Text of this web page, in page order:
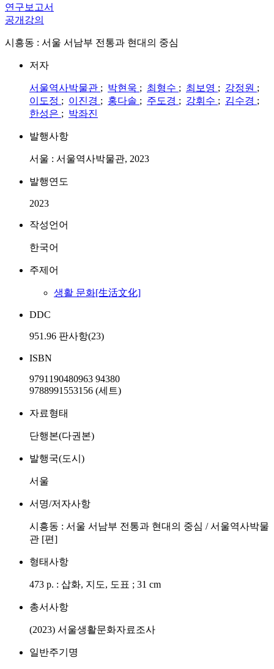
연구보고서
공개강의
시흥동 : 서울 서남부 전통과 현대의 중심
저자
서울역사박물관 ; 박현욱 ; 최형수 ; 최보영 ; 강정원 ;
이도정 ; 이진경 ; 홍다솔 ; 주도경 ; 강휘수 ; 김수경 ;
한성은 ; 박좌진
발행사항
서울 : 서울역사박물관, 2023
발행연도
2023
작성언어
한국어
주제어
생활 문화[生活文化]
DDC
951.96 판사항(23)
ISBN
9791190480963 94380
9788991553156 (세트)
자료형태
단행본(다권본)
발행국(도시)
서울
서명/저자사항
시흥동 : 서울 서남부 전통과 현대의 중심 / 서울역사박물
관 [편]
형태사항
473 p. : 삽화, 지도, 도표 ; 31 cm
총서사항
(2023) 서울생활문화자료조사
일반주기명